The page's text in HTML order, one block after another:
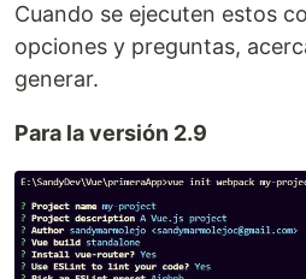
Cuando se ejecuten estos
opciones y preguntas,
generar.
Para la versión 2.9